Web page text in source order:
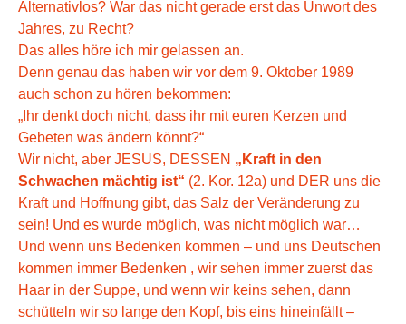
Alternativlos? War das nicht gerade erst das Unwort des
Jahres, zu Recht?
Das alles höre ich mir gelassen an.
Denn genau das haben wir vor dem 9. Oktober 1989
auch schon zu hören bekommen:
„Ihr denkt doch nicht, dass ihr mit euren Kerzen und
Gebeten was ändern könnt?“
Wir nicht, aber JESUS, DESSEN „Kraft in den
Schwachen mächtig ist“ (2. Kor. 12a) und DER uns die
Kraft und Hoffnung gibt, das Salz der Veränderung zu
sein! Und es wurde möglich, was nicht möglich war…
Und wenn uns Bedenken kommen – und uns Deutschen
kommen immer Bedenken , wir sehen immer zuerst das
Haar in der Suppe, und wenn wir keins sehen, dann
schütteln wir so lange den Kopf, bis eins hineinfällt –